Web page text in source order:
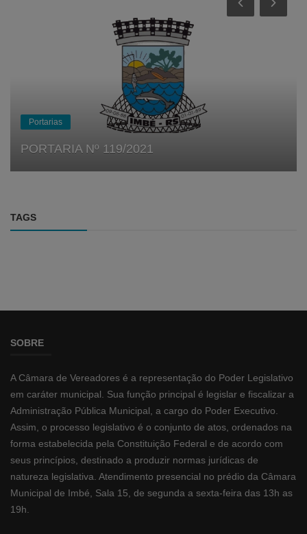
Portarias
PORTARIA Nº 119/2021
TAGS
SOBRE
A Câmara de Vereadores é a representação do Poder Legislativo
em caráter municipal. Sua função principal é legislar e fiscalizar a
Administração Pública Municipal, a cargo do Poder Executivo.
Assim, o processo legislativo é o conjunto de atos, ordenados na
forma estabelecida pela Constituição Federal e de acordo com
seus princípios, destinado a produzir normas jurídicas de
natureza legislativa. Atendimento presencial no prédio da Câmara
Municipal de Imbé, Sala 15, de segunda a sexta-feira das 13h as
19h.